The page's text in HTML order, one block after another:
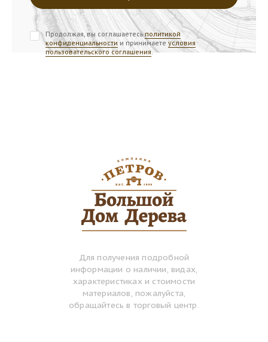
Продолжая, вы соглашаетесьполитикой
конфиденциальности и принимаете условия
пользовательского соглашения.
Для получения подробной
информации о наличии, видах,
характеристиках и стоимости
материалов, пожалуйста,
обращайтесь в торговый центр.